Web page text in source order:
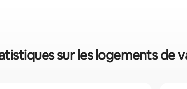
sur les logements de